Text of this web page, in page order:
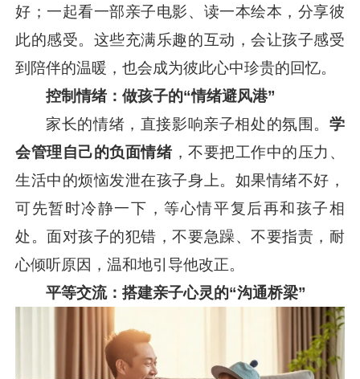
好；一起看一部亲子电影、读一本绘本，分享彼
此的感受。这些充满乐趣的互动，会让孩子感受
到陪伴的温暖，也会成为彼此心中珍贵的回忆。
控制情绪：做孩子的“情绪避风港”
家长的情绪，直接影响亲子相处的氛围。 学
会管理自己的负面情绪 ，不要把工作中的压力、
生活中的烦恼发泄在孩子身上。如果情绪不好，
可先暂时冷静一下，等心情平复后再和孩子相
处。面对孩子的犯错，不要急躁、不要指责，耐
心倾听原因，温和地引导他改正。
平等交流：搭建亲子心灵的“沟通桥梁”